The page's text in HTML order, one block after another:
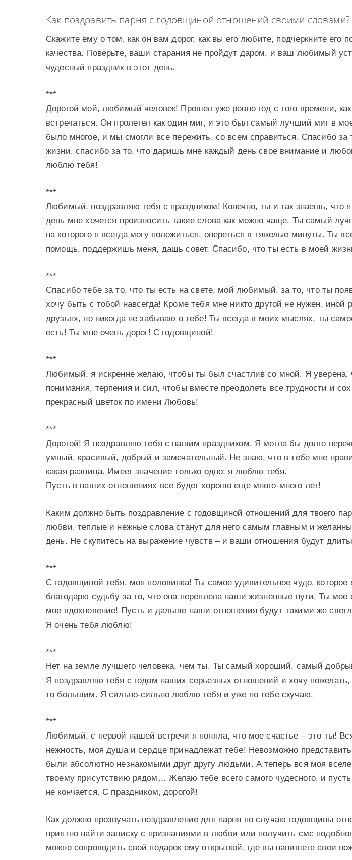
Как поздравить парня с годовщиной отношений своими словами?
Скажите ему о том, как он вам дорог, как вы его любите, подчеркните его
качества. Поверьте, ваши старания не пройдут даром, и ваш любимый
чудесный праздник в этот день.
***
Дорогой мой, любимый человек! Прошел уже ровно год с того времени,
встречаться. Он пролетел как один миг, и это был самый лучший миг в
было многое, и мы смогли все пережить, со всем справиться. Спасибо за
жизни, спасибо за то, что даришь мне каждый день свое внимание и
люблю тебя!
***
Любимый, поздравляю тебя с праздником! Конечно, ты и так знаешь, что
день мне хочется произносить такие слова как можно чаще. Ты самый
на которого я всегда могу положиться, опереться в тяжелые минуты. Ты
помощь, поддержишь меня, дашь совет. Спасибо, что ты есть в моей
***
Спасибо тебе за то, что ты есть на свете, мой любимый, за то, что ты
хочу быть с тобой навсегда! Кроме тебя мне никто другой не нужен, иной
друзьях, но никогда не забываю о тебе! Ты всегда в моих мыслях, ты
есть! Ты мне очень дорог! С годовщиной!
***
Любимый, я искренне желаю, чтобы ты был счастлив со мной. Я уверена,
понимания, терпения и сил, чтобы вместе преодолеть все трудности и
прекрасный цветок по имени Любовь!
***
Дорогой! Я поздравляю тебя с нашим праздником. Я могла бы долго
умный, красивый, добрый и замечательный. Не знаю, что в тебе мне
какая разница. Имеет значение только одно: я люблю тебя.
Пусть в наших отношениях все будет хорошо еще много-много лет!
Каким должно быть поздравление с годовщиной отношений для твоего
любви, теплые и нежные слова станут для него самым главным и
день. Не скупитесь на выражение чувств – и ваши отношения будут
***
С годовщиной тебя, моя половинка! Ты самое удивительное чудо, которое
благодарю судьбу за то, что она переплела наши жизненные пути. Ты
мое вдохновение! Пусть и дальше наши отношения будут такими же
Я очень тебя люблю!
***
Нет на земле лучшего человека, чем ты. Ты самый хороший, самый
Я поздравляю тебя с годом наших серьезных отношений и хочу
то большим. Я сильно-сильно люблю тебя и уже по тебе скучаю.
***
Любимый, с первой нашей встречи я поняла, что мое счастье – это ты!
нежность, моя душа и сердце принадлежат тебе! Невозможно
были абсолютно незнакомыми друг другу людьми. А теперь вся моя
твоему присутствию рядом… Желаю тебе всего самого чудесного, и пусть
не кончается. С праздником, дорогой!
Как должно прозвучать поздравление для парня по случаю годовщины
приятно найти записку с признаниями в любви или получить смс
можно сопроводить свой подарок ему открыткой, где вы напишете свои